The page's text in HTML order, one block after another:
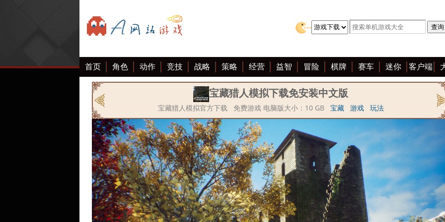
首页 角色 动作 竞技 战略 策略 经营 益智 冒险 棋牌 赛车 迷你 客户端
宝藏猎人模拟下载免安装中文版
宝藏猎人模拟官方下载 免费游戏 电脑版大小：10 GB 宝藏 游戏 玩法